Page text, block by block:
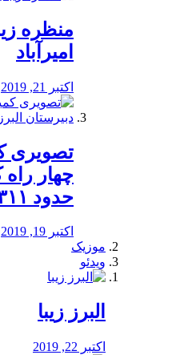
منظره‌‌
امیرآباد
اکتبر 21, 2019
️تصویری
چهار راه
حدود ۱۳۱۱ه ش
اکتبر 19, 2019
موزیک
ویدئو
البرز زیبا
اکتبر 22, 2019